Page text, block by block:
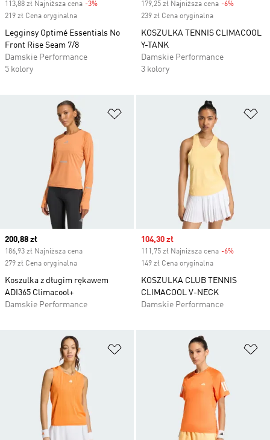
113,88 zł Najniższa cena -3%
219 zł Cena oryginalna
Legginsy Optimé Essentials No
Front Rise Seam 7/8
Damskie Performance
5 kolory
179,25 zł Najniższa cena -6%
239 zł Cena oryginalna
KOSZULKA TENNIS CLIMACOOL
Y-TANK
Damskie Performance
3 kolory
Dodaj do listy życzeń
Current price
200,88 zł
186,93 zł Najniższa cena
279 zł Cena oryginalna
Koszulka z długim rękawem
ADI365 Climacool+
Damskie Performance
Sale price
104,30 zł
111,75 zł Najniższa cena -6%
149 zł Cena oryginalna
KOSZULKA CLUB TENNIS
CLIMACOOL V-NECK
Damskie Performance
Dodaj do listy życzeń